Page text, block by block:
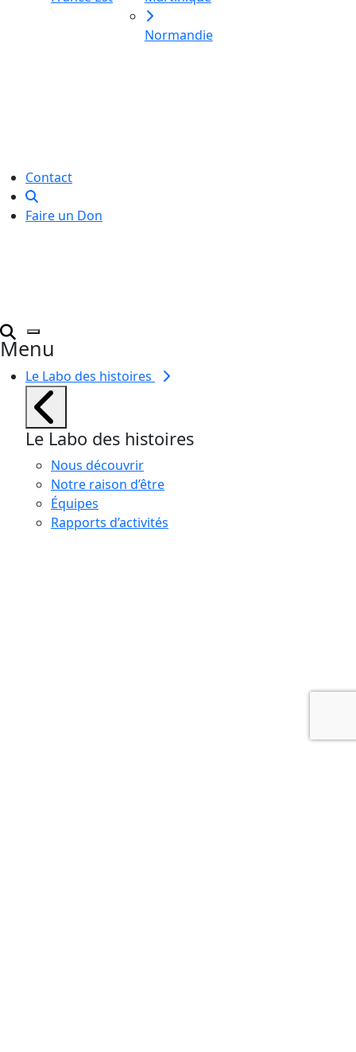
Normandie
Contact
Faire un Don
Menu
Le Labo des histoires
Le Labo des histoires
Nous découvrir
Notre raison d’être
Équipes
Rapports d’activités